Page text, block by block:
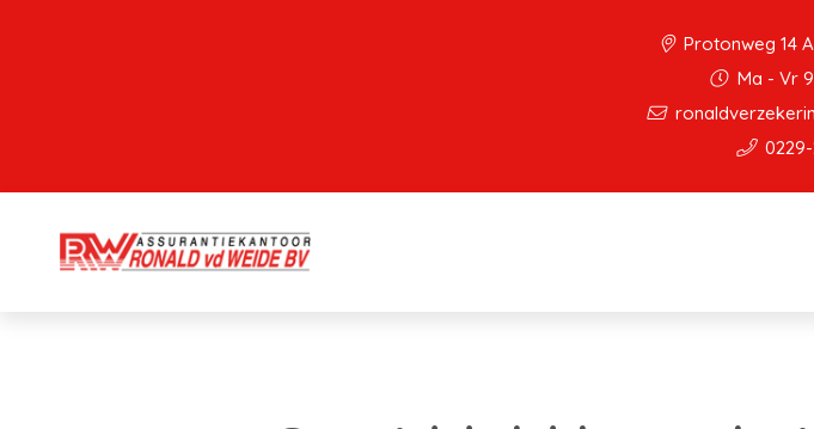
Protonweg 14
Ma - Vr